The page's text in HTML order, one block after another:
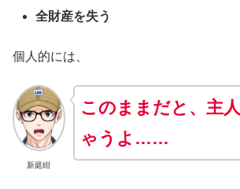
全財産を失う
個人的には、
新庭紺
このままだと、主
ゃうよ……